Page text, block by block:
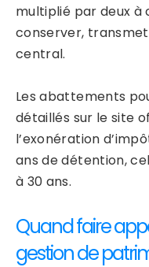
multiplié par deux à
conserver,
central.
Les abattements
détaillés sur le site
l’exonération
ans de détention,
à 30 ans.
Quand faire
gestion de